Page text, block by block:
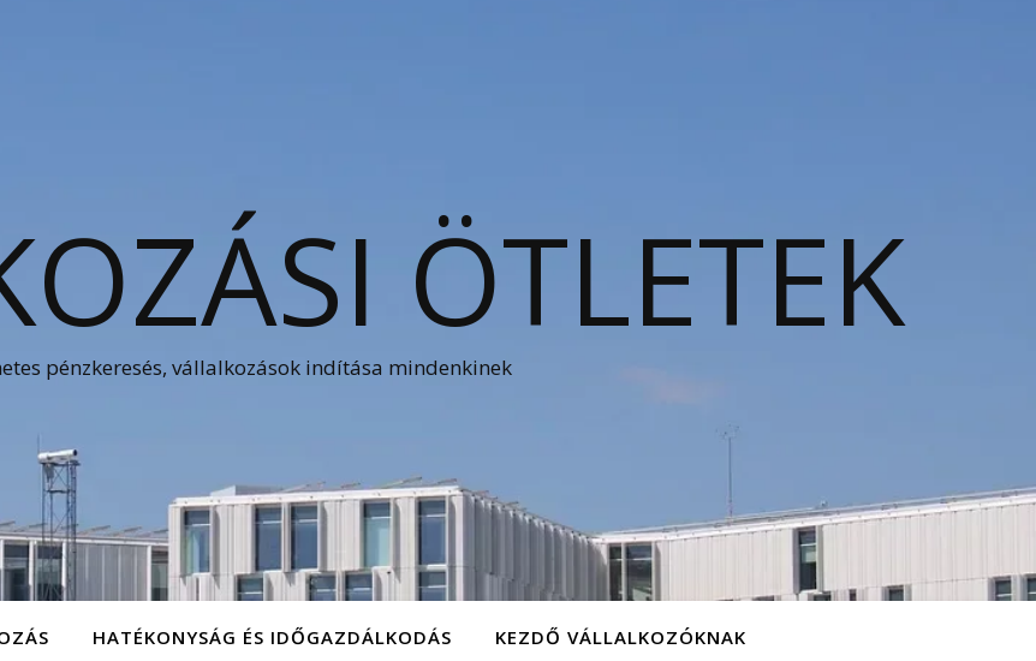
ÖTLETEK
pénzkeresés, vállalkozások indítása mindenkinek
HATÉKONYSÁG ÉS IDŐGAZDÁLKODÁS KEZDŐ VÁLLALKOZÓKNAK